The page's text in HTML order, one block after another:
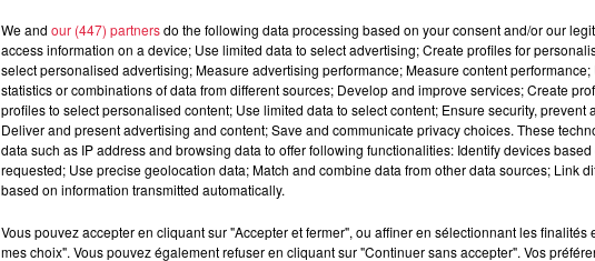
7 décembre 2019 à 0h00
au7 décembre 2019 à 0h00
We and our (447) partnersdo the following data processing based on your consent and/or our
access information on a device; Use limited data to select advertising; Create profiles for
select personalised advertising; Measure advertising performance; Measure content
statistics or combinations of data from different sources; Develop and improve services; Create
profiles to select personalised content; Use limited data to select content; Ensure security, prevent
Deliver and present advertising and content; Save and communicate privacy choices. These
data such as IP address and browsing data to offer following functionalities: Identify devices
requested; Use precise geolocation data; Match and combine data from other data sources; Link
based on information transmitted automatically.
Vous pouvez accepter en cliquant sur "Accepter et fermer", ou affiner en sélectionnant les finalités
mes choix". Vous pouvez également refuser en cliquant sur "Continuer sans accepter". Vos